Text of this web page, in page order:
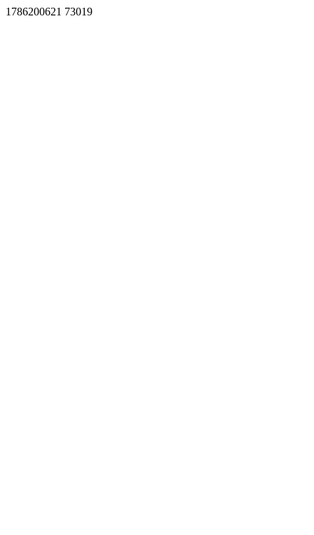
1786200621 73019